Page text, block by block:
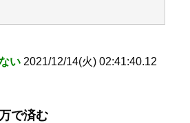
い 2021/12/14(火) 02:41:40.12
で済む